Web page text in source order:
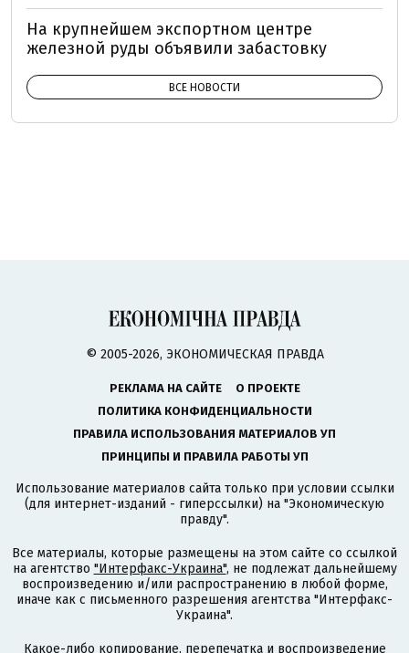
На крупнейшем экспортном центре
железной руды объявили забастовку
ВСЕ НОВОСТИ
© 2005-2026, ЭКОНОМИЧЕСКАЯ ПРАВДА
РЕКЛАМА НА САЙТЕ
О ПРОЕКТЕ
ПОЛИТИКА КОНФИДЕНЦИАЛЬНОСТИ
ПРАВИЛА ИСПОЛЬЗОВАНИЯ МАТЕРИАЛОВ УП
ПРИНЦИПЫ И ПРАВИЛА РАБОТЫ УП
Использование материалов сайта только при условии ссылки
(для интернет-изданий - гиперссылки) на "Экономическую
правду".
Все материалы, которые размещены на этом сайте со ссылкой
на агентство "Интерфакс-Украина", не подлежат дальнейшему
воспроизведению и/или распространению в любой форме,
иначе как с письменного разрешения агентства "Интерфакс-
Украина".
Какое-либо копирование, перепечатка и воспроизведение